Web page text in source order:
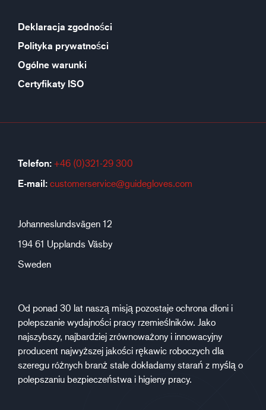
Deklaracja zgodności
Polityka prywatności
Ogólne warunki
Certyfikaty ISO
Telefon: +46 (0)321-29 300
E-mail: customerservice@guidegloves.com
Johanneslundsvägen 12
194 61 Upplands Väsby
Sweden
Od ponad 30 lat naszą misją pozostaje ochrona dłoni i
polepszanie wydajności pracy rzemieślników. Jako
najszybszy, najbardziej zrównoważony i innowacyjny
producent najwyższej jakości rękawic roboczych dla
szeregu różnych branż stale dokładamy starań z myślą o
polepszaniu bezpieczeństwa i higieny pracy.